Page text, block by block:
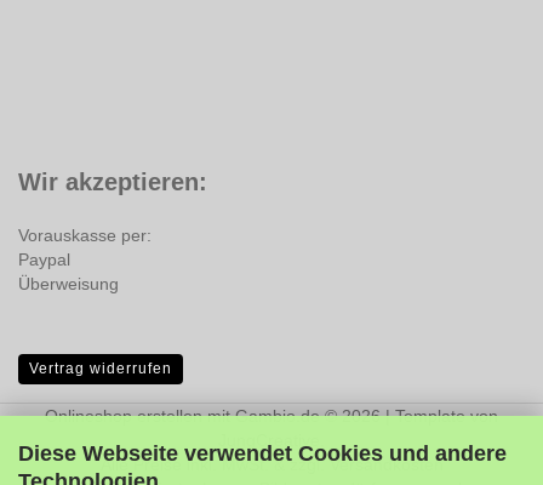
Diese Webseite verwendet Cookies und andere
Wir akzeptieren:
Vorauskasse per:
Paypal
Überweisung
Vertrag widerrufen
Onlineshop erstellenmit Gambio.de © 2026 | Template von
Alle Preise inkl. MwSt. & zzgl. Versandkosten